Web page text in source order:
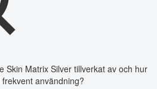
Skin Matrix Silver tillverkat av och hur
användning?